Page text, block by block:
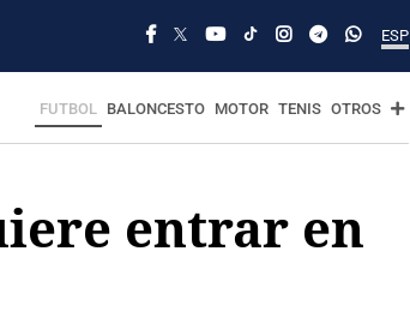
ESP
FUTBOL BALONCESTO MOTOR TENIS OTROS
entrar en